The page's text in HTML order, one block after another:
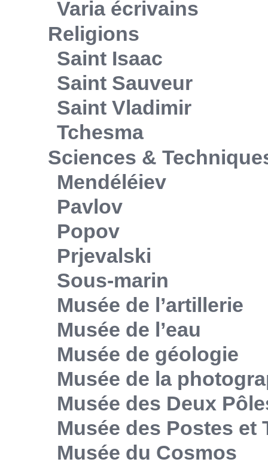
Varia écrivains
Religions
Saint Isaac
Saint Sauveur
Saint Vladimir
Tchesma
Sciences &
Mendéléiev
Pavlov
Popov
Prjevalski
Sous-marin
Musée de l’artillerie
Musée de l’eau
Musée de géologie
Musée de la
Musée des Deux
Musée des Postes
Musée du Cosmos